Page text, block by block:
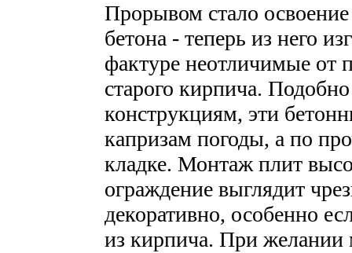
Прорывом стало
бетона - теперь из него
фактуре неотличимые от
старого кирпича.
конструкциям, эти
капризам погоды, а по
кладке. Монтаж плит
ограждение выглядит
декоративно, особенно
из кирпича. При желании